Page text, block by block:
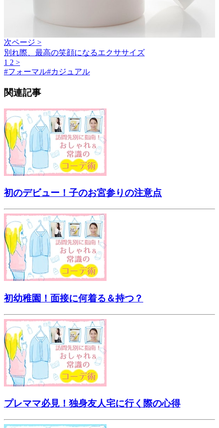
次ページ >
別れ際、最高の笑顔になるエクササイズ
1 2 >
#フォーマル#カジュアル
関連記事
初のデビュー！子のお宮参りの注意点
初幼稚園！面接に何着る＆持つ？
プレママ必見！独身友人宅に行く際の心得